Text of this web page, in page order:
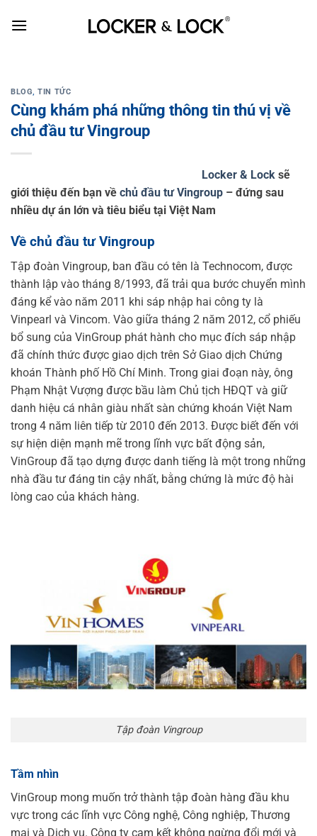
BLOG,TIN TỨC
Cùng khám phá những thông tin thú vị về
chủ đầu tư Vingroup
Locker & Lock sẽ
giới thiệu đến bạn về chủ đầu tư Vingroup – đứng sau
nhiều dự án lớn và tiêu biểu tại Việt Nam
Về chủ đầu tư Vingroup
Tập đoàn Vingroup, ban đầu có tên là Technocom, được
thành lập vào tháng 8/1993, đã trải qua bước chuyển mình
đáng kể vào năm 2011 khi sáp nhập hai công ty là
Vinpearl và Vincom. Vào giữa tháng 2 năm 2012, cổ phiếu
bổ sung của VinGroup phát hành cho mục đích sáp nhập
đã chính thức được giao dịch trên Sở Giao dịch Chứng
khoán Thành phố Hồ Chí Minh. Trong giai đoạn này, ông
Phạm Nhật Vượng được bầu làm Chủ tịch HĐQT và giữ
danh hiệu cá nhân giàu nhất sàn chứng khoán Việt Nam
trong 4 năm liên tiếp từ 2010 đến 2013. Được biết đến với
sự hiện diện mạnh mẽ trong lĩnh vực bất động sản,
VinGroup đã tạo dựng được danh tiếng là một trong những
nhà đầu tư đáng tin cậy nhất, bằng chứng là mức độ hài
lòng cao của khách hàng.
Tập đoàn Vingroup
Tầm nhìn
VinGroup mong muốn trở thành tập đoàn hàng đầu khu
vực trong các lĩnh vực Công nghệ, Công nghiệp, Thương
mại và Dịch vụ. Công ty cam kết không ngừng đổi mới và